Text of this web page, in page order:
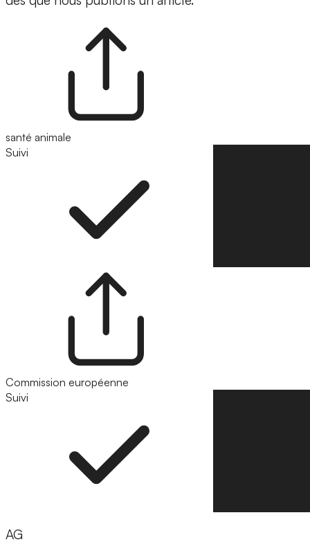
santé animale
Suivi
Commission européenne
Suivi
AG